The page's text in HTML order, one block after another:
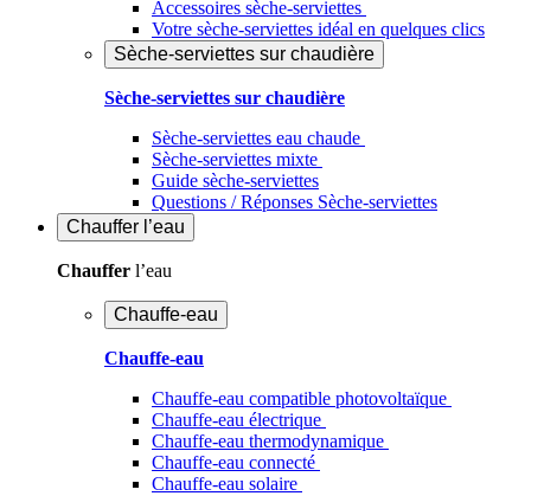
Accessoires sèche-serviettes
Votre sèche-serviettes idéal en quelques clics
Sèche-serviettes sur chaudière
Sèche-serviettes sur chaudière
Sèche-serviettes eau chaude
Sèche-serviettes mixte
Guide sèche-serviettes
Questions / Réponses Sèche-serviettes
Chauffer l’eau
Chauffer l’eau
Chauffe-eau
Chauffe-eau
Chauffe-eau compatible photovoltaïque
Chauffe-eau électrique
Chauffe-eau thermodynamique
Chauffe-eau connecté
Chauffe-eau solaire